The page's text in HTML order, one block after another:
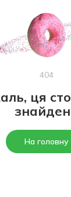
404
ця
На головну